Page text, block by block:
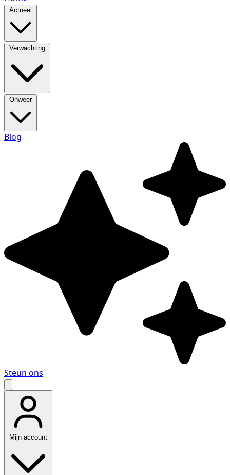
Actueel
Verwachting
Onweer
Blog
Steun ons
Mijn account